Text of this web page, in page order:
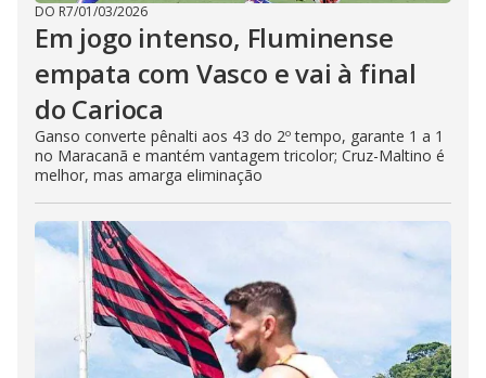
DO R7/01/03/2026
Em jogo intenso, Fluminense
empata com Vasco e vai à final
do Carioca
Ganso converte pênalti aos 43 do 2º tempo, garante 1 a 1
no Maracanã e mantém vantagem tricolor; Cruz-Maltino é
melhor, mas amarga eliminação